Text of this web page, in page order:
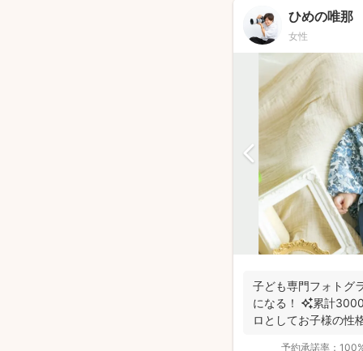
ひめの唯那
女性
子ども専門フォトグ
になる！ ✨累計
ロとしてお子様の性
予約承諾率：